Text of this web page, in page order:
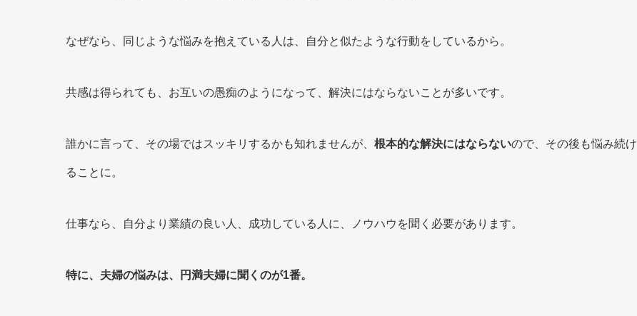
なぜなら、同じような悩みを抱えている人は、自分と似たような行動をしているから。
共感は得られても、お互いの愚痴のようになって、解決にはならないことが多いです。
誰かに言って、その場ではスッキリするかも知れませんが、 根本的な解決にはならないので、その後も悩み続け
ることに。
仕事なら、自分より業績の良い人、成功している人に、ノウハウを聞く必要があります。
特に、夫婦の悩みは、円満夫婦に聞くのが1番。